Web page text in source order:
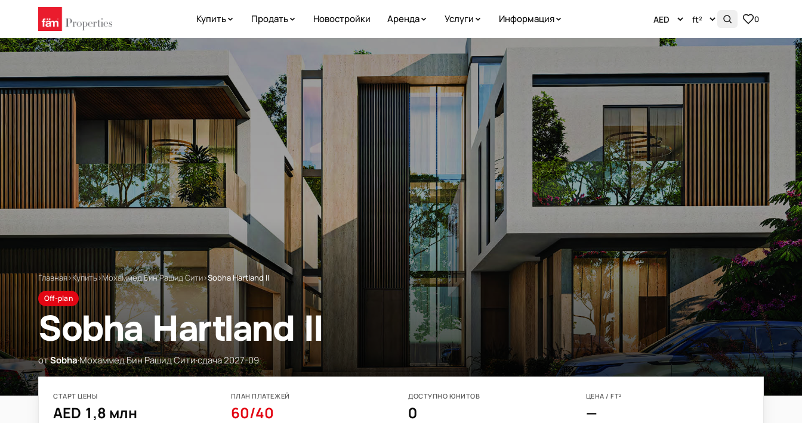
Купить Продать Новостройки Аренда Услуги Информация 0
Главная›Купить›Мохаммед Бин Рашид Сити›Sobha Hartland II
Off-plan
Sobha Hartland II
отSobha·Мохаммед Бин Рашид Сити·сдача 2027-09
СТАРТ ЦЕНЫ
AED 1,8 млн
ПЛАН ПЛАТЕЖЕЙ
60/40
ДОСТУПНО ЮНИТОВ
0
ЦЕНА / FT²
—